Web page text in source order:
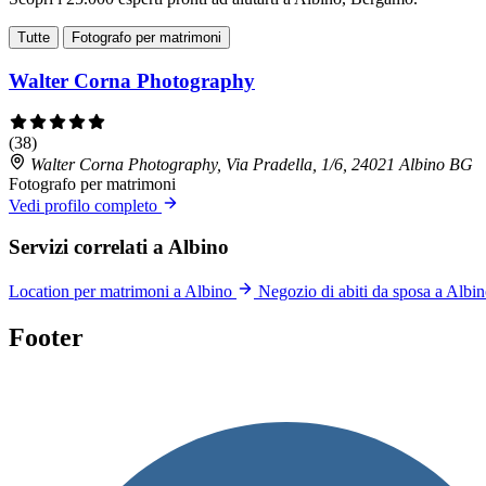
Tutte Fotografo per matrimoni
Walter Corna Photography
(38)
Walter Corna Photography, Via Pradella, 1/6, 24021 Albino BG
Fotografo per matrimoni
Vedi profilo completo
Servizi correlati a Albino
Location per matrimoni a Albino Negozio di abiti da sposa a
Footer